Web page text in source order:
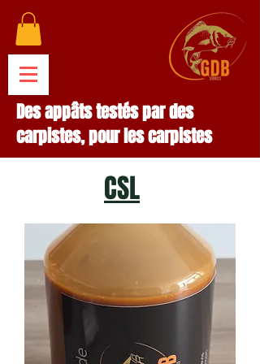
Des appâts testés par des
carpistes, pour les carpistes
CSL